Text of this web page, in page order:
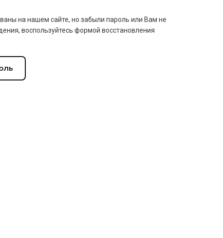
на нашем сайте, но забыли пароль или Вам не
воспользуйтесь формой восстановления